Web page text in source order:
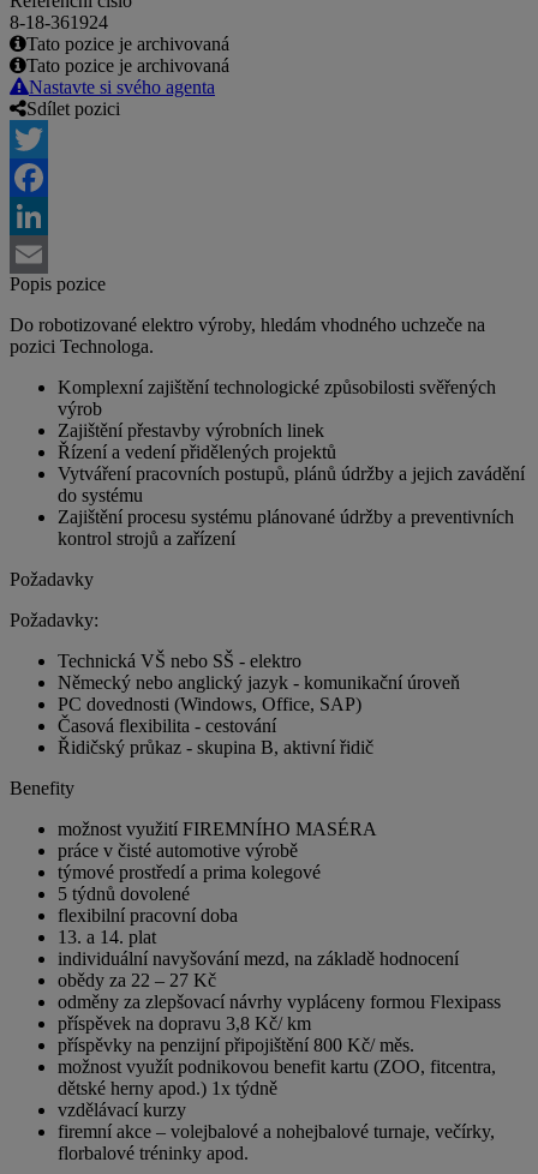
8-18-361924
Tato pozice je archivovaná
Tato pozice je archivovaná
Nastavte si svého agenta
Sdílet pozici
Twitter
Facebook
LinkedIn
Email
Popis pozice
Do robotizované elektro výroby, hledám vhodného uchzeče na
pozici Technologa.
Komplexní zajištění technologické způsobilosti svěřených
výrob
Zajištění přestavby výrobních linek
Řízení a vedení přidělených projektů
Vytváření pracovních postupů, plánů údržby a jejich zavádění
do systému
Zajištění procesu systému plánované údržby a preventivních
kontrol strojů a zařízení
Požadavky
Požadavky:
Technická VŠ nebo SŠ - elektro
Německý nebo anglický jazyk - komunikační úroveň
PC dovednosti (Windows, Office, SAP)
Časová flexibilita - cestování
Řidičský průkaz - skupina B, aktivní řidič
Benefity
možnost využití FIREMNÍHO MASÉRA
práce v čisté automotive výrobě
týmové prostředí a prima kolegové
5 týdnů dovolené
flexibilní pracovní doba
13. a 14. plat
individuální navyšování mezd, na základě hodnocení
obědy za 22 – 27 Kč
odměny za zlepšovací návrhy vypláceny formou Flexipass
příspěvek na dopravu 3,8 Kč/ km
příspěvky na penzijní připojištění 800 Kč/ měs.
možnost využít podnikovou benefit kartu (ZOO, fitcentra,
dětské herny apod.) 1x týdně
vzdělávací kurzy
firemní akce – volejbalové a nohejbalové turnaje, večírky,
florbalové tréninky apod.